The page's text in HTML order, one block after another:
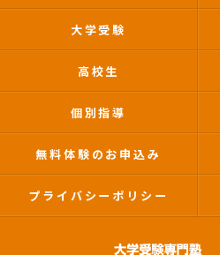
大学受験
高校生
個別指導
無料体験のお申込み
プライバシーポリシー